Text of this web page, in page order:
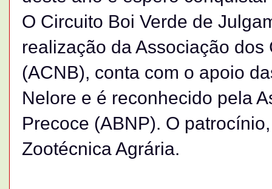
O Circuito Boi Verde de
realização da Associação
(ACNB), conta com o apoio
Nelore e é reconhecido pela
Precoce (ABNP). O
Zootécnica Agrária.